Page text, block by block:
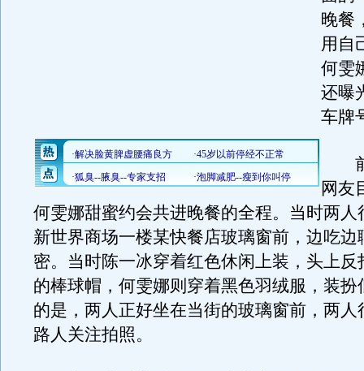
晚餐
用自
何雯
还曝
车牌
前
网友
何雯娜甜蜜约会共进晚餐的全程。当时两人
新世界商场一楼某快餐店玻璃窗前，边吃边
密。当时陈一冰穿着红色休闲上装，头上反
的棒球帽，何雯娜则穿着黑色羽绒服，装扮
的是，两人正好坐在当街的玻璃窗前，两人
路人关注拍照。